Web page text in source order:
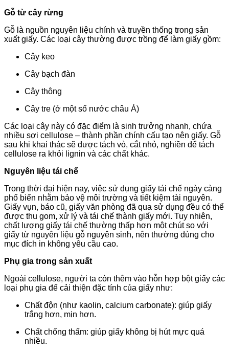
Gỗ từ cây rừng
Gỗ là nguồn nguyên liệu chính và truyền thống trong sản
xuất giấy. Các loại cây thường được trồng để làm giấy gồm:
Cây keo
Cây bạch đàn
Cây thông
Cây tre (ở một số nước châu Á)
Các loại cây này có đặc điểm là sinh trưởng nhanh, chứa
nhiều sợi cellulose – thành phần chính cấu tạo nên giấy. Gỗ
sau khi khai thác sẽ được tách vỏ, cắt nhỏ, nghiền để tách
cellulose ra khỏi lignin và các chất khác.
Nguyên liệu tái chế
Trong thời đại hiện nay, việc sử dụng giấy tái chế ngày càng
phổ biến nhằm bảo vệ môi trường và tiết kiệm tài nguyên.
Giấy vụn, báo cũ, giấy văn phòng đã qua sử dụng đều có thể
được thu gom, xử lý và tái chế thành giấy mới. Tuy nhiên,
chất lượng giấy tái chế thường thấp hơn một chút so với
giấy từ nguyên liệu gỗ nguyên sinh, nên thường dùng cho
mục đích in không yêu cầu cao.
Phụ gia trong sản xuất
Ngoài cellulose, người ta còn thêm vào hỗn hợp bột giấy các
loại phụ gia để cải thiện đặc tính của giấy như:
Chất độn (như kaolin, calcium carbonate): giúp giấy
trắng hơn, mịn hơn.
Chất chống thấm: giúp giấy không bị hút mực quá
nhiều.